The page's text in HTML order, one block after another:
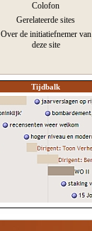
Colofon
Gerelateerde sites
Over de initiatiefnemer van
deze site
Tijdbalk